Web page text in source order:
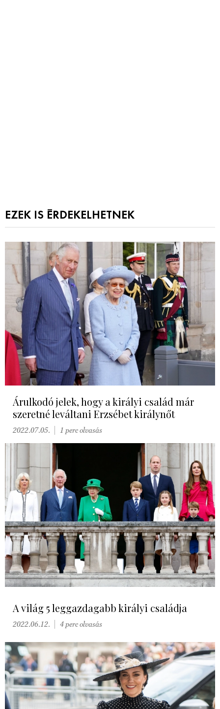
EZEK IS ÉRDEKELHETNEK
Árulkodó jelek, hogy a királyi család már
szeretné leváltani Erzsébet királynőt
2022.07.05. 1 perc olvasás
A világ 5 leggazdagabb királyi családja
2022.06.12. 4 perc olvasás